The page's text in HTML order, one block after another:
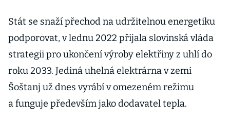
Stát se snaží přechod na udržitelnou energetiku
podporovat, v lednu 2022 přijala slovinská vláda
strategii pro ukončení výroby elektřiny z uhlí do
roku 2033. Jediná uhelná elektrárna v zemi
Šoštanj už dnes vyrábí v omezeném režimu
a funguje především jako dodavatel tepla.